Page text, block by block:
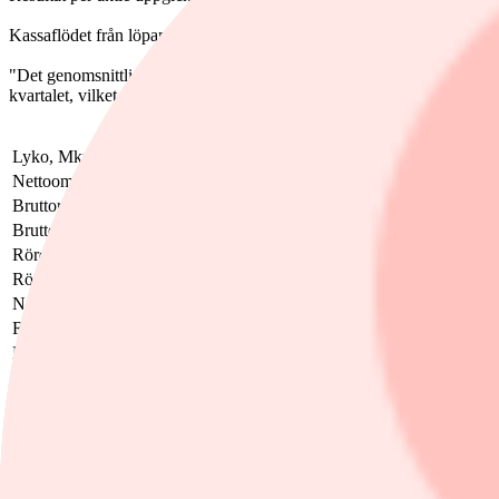
Kassaflödet från löpande verksamhet uppgick till -484 miljoner kronor
"Det genomsnittliga ordervärdet har återgått till normala nivåer
kvartalet, vilket förväntas bidra till tillväxten under", säger vd Rickard
Lyko, Mkr
Nettoomsättning
Bruttoresultat
Bruttomarginal
Rörelseresultat
Rörelsemarginal
Nettoresultat
Resultat per aktie, kronor
Kassaflöde från löpande verksamhet